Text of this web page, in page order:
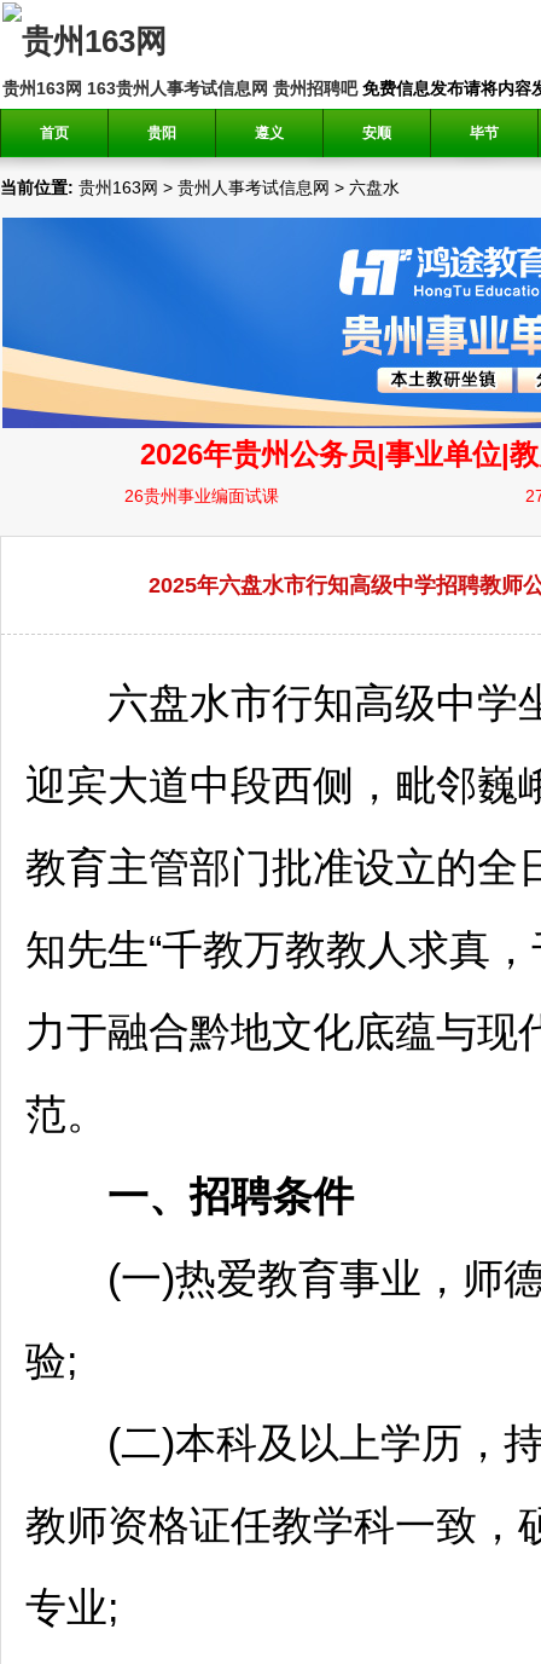
贵州163网 163贵州人事考试信息网 贵州招聘吧免费信息发布请将内容
首页 贵阳 遵义 安顺 毕节
当前位置: 贵州163网 > 贵州人事考试信息网 > 六盘水
2025年六盘水市行知高级中学招聘教师
六盘水市行知高级中学
迎宾大道中段西侧，毗邻巍
教育主管部门批准设立的全
知先生“千教万教教人求真
力于融合黔地文化底蕴与现
范。
一、招聘条件
(一)热爱教育事业，师德
验;
(二)本科及以上学历，
教师资格证任教学科一致，
专业;